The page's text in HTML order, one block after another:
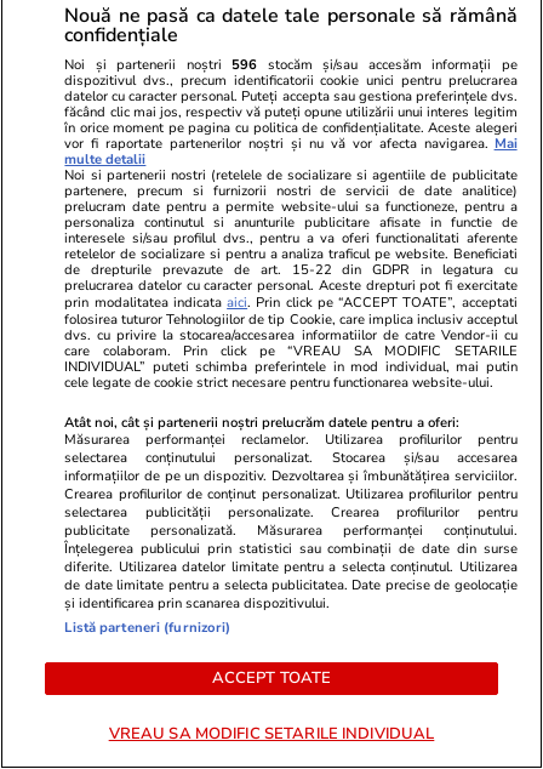
Lifestyle
Cum se scrie corect: bineînțeles
sau bine înțeles
Bani și Afaceri 03 aug.
Cine poate retrage banii din
contul unei persoane decedate
Lifestyle 03 aug.
Ce este pământul de diatomee
și cum se utilizează
Nouă ne pasă ca datele tale personale să rămână
confidențiale
Noi și partenerii noștri 596 stocăm și/sau accesăm informații pe
dispozitivul dvs., precum identificatorii cookie unici pentru prelucrarea
datelor cu caracter personal. Puteți accepta sau gestiona preferințele dvs.
făcând clic mai jos, respectiv vă puteți opune utilizării unui interes legitim
în orice moment pe pagina cu politica de confidențialitate. Aceste alegeri
vor fi raportate partenerilor noștri și nu vă vor afecta navigarea. Mai
multe detalii
Noi si partenerii nostri (retelele de socializare si agentiile de publicitate
partenere, precum si furnizorii nostri de servicii de date analitice)
prelucram date pentru a permite website-ului sa functioneze, pentru a
personaliza continutul si anunturile publicitare afisate in functie de
interesele si/sau profilul dvs., pentru a va oferi functionalitati aferente
retelelor de socializare si pentru a analiza traficul pe website. Beneficiati
de drepturile prevazute de art. 15-22 din GDPR in legatura cu
prelucrarea datelor cu caracter personal. Aceste drepturi pot fi exercitate
prin modalitatea indicataaici. Prin click pe “ACCEPT TOATE”, acceptati
folosirea tuturor Tehnologiilor de tip Cookie, care implica inclusiv acceptul
dvs. cu privire la stocarea/accesarea informatiilor de catre Vendor-ii cu
care colaboram. Prin click pe “VREAU SA MODIFIC SETARILE
INDIVIDUAL” puteti schimba preferintele in mod individual, mai putin
cele legate de cookie strict necesare pentru functionarea website-ului.
Atât noi, cât și partenerii noștri prelucrăm datele pentru a oferi:
Măsurarea performanței reclamelor. Utilizarea profilurilor pentru
selectarea conținutului personalizat. Stocarea și/sau accesarea
informațiilor de pe un dispozitiv. Dezvoltarea și îmbunătățirea serviciilor.
Crearea profilurilor de conținut personalizat. Utilizarea profilurilor pentru
selectarea publicității personalizate. Crearea profilurilor pentru
publicitate personalizată. Măsurarea performanței conținutului.
Înțelegerea publicului prin statistici sau combinații de date din surse
diferite. Utilizarea datelor limitate pentru a selecta conținutul. Utilizarea
de date limitate pentru a selecta publicitatea. Date precise de geolocație
și identificarea prin scanarea dispozitivului.
Listă parteneri (furnizori)
ACCEPT TOATE
VREAU SA MODIFIC SETARILE INDIVIDUAL